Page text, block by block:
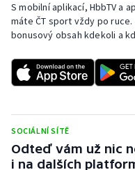
Rychlostní kanoistika
Sportovní střelba
Stolní tenis
Triatlon
S mobilní aplikací, HbbTV a
máte ČT sport vždy po
bonusový obsah kdekoli a
SOCIÁLNÍ SÍTĚ
Odteď vám už nic
i na dalších